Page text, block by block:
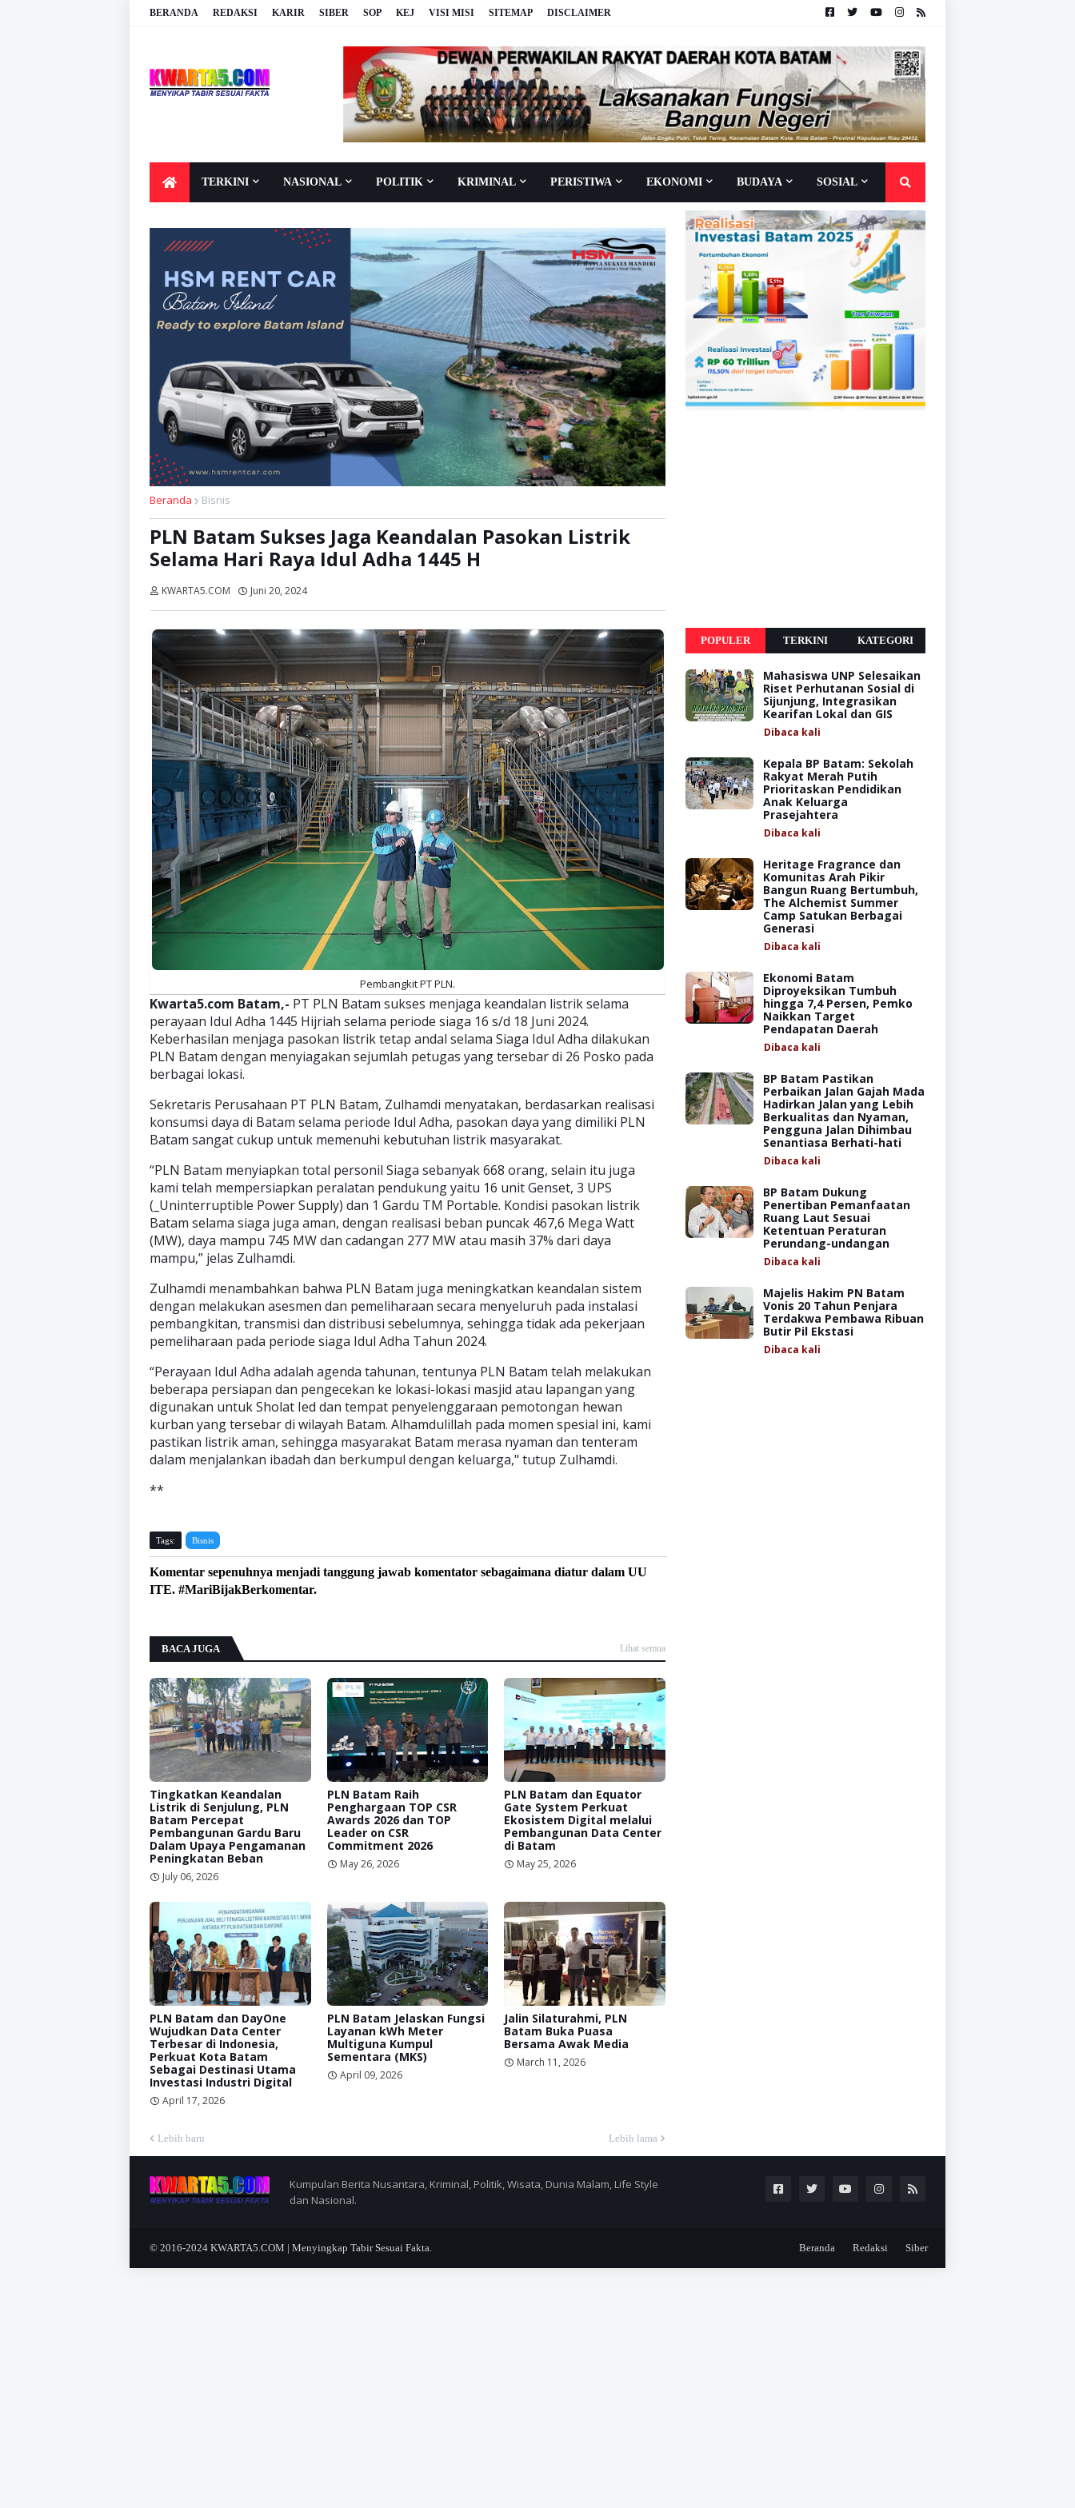
BERANDA REDAKSI KARIR SIBER SOP KEJ VISI MISI SITEMAP DISCLAIMER
TERKINI NASIONAL POLITIK KRIMINAL PERISTIWA EKONOMI BUDAYA SOSIAL
Beranda Bisnis
PLN Batam Sukses Jaga Keandalan Pasokan Listrik
Selama Hari Raya Idul Adha 1445 H
KWARTA5.COM Juni 20, 2024
Pembangkit PT PLN.
Kwarta5.com Batam,- PT PLN Batam sukses menjaga keandalan listrik selama
perayaan Idul Adha 1445 Hijriah selama periode siaga 16 s/d 18 Juni 2024.
Keberhasilan menjaga pasokan listrik tetap andal selama Siaga Idul Adha dilakukan
PLN Batam dengan menyiagakan sejumlah petugas yang tersebar di 26 Posko pada
berbagai lokasi.
Sekretaris Perusahaan PT PLN Batam, Zulhamdi menyatakan, berdasarkan realisasi
konsumsi daya di Batam selama periode Idul Adha, pasokan daya yang dimiliki PLN
Batam sangat cukup untuk memenuhi kebutuhan listrik masyarakat.
“PLN Batam menyiapkan total personil Siaga sebanyak 668 orang, selain itu juga
kami telah mempersiapkan peralatan pendukung yaitu 16 unit Genset, 3 UPS
(_Uninterruptible Power Supply) dan 1 Gardu TM Portable. Kondisi pasokan listrik
Batam selama siaga juga aman, dengan realisasi beban puncak 467,6 Mega Watt
(MW), daya mampu 745 MW dan cadangan 277 MW atau masih 37% dari daya
mampu,” jelas Zulhamdi.
Zulhamdi menambahkan bahwa PLN Batam juga meningkatkan keandalan sistem
dengan melakukan asesmen dan pemeliharaan secara menyeluruh pada instalasi
pembangkitan, transmisi dan distribusi sebelumnya, sehingga tidak ada pekerjaan
pemeliharaan pada periode siaga Idul Adha Tahun 2024.
“Perayaan Idul Adha adalah agenda tahunan, tentunya PLN Batam telah melakukan
beberapa persiapan dan pengecekan ke lokasi-lokasi masjid atau lapangan yang
digunakan untuk Sholat Ied dan tempat penyelenggaraan pemotongan hewan
kurban yang tersebar di wilayah Batam. Alhamdulillah pada momen spesial ini, kami
pastikan listrik aman, sehingga masyarakat Batam merasa nyaman dan tenteram
dalam menjalankan ibadah dan berkumpul dengan keluarga," tutup Zulhamdi.
**
Tags: Bisnis
Komentar sepenuhnya menjadi tanggung jawab komentator sebagaimana diatur dalam UU
ITE. #MariBijakBerkomentar.
BACA JUGA Lihat semua
Tingkatkan Keandalan
Listrik di Senjulung, PLN
Batam Percepat
Pembangunan Gardu Baru
Dalam Upaya Pengamanan
Peningkatan Beban
July 06, 2026
PLN Batam Raih
Penghargaan TOP CSR
Awards 2026 dan TOP
Leader on CSR
Commitment 2026
May 26, 2026
PLN Batam dan Equator
Gate System Perkuat
Ekosistem Digital melalui
Pembangunan Data Center
di Batam
May 25, 2026
PLN Batam dan DayOne
Wujudkan Data Center
Terbesar di Indonesia,
Perkuat Kota Batam
Sebagai Destinasi Utama
Investasi Industri Digital
April 17, 2026
PLN Batam Jelaskan Fungsi
Layanan kWh Meter
Multiguna Kumpul
Sementara (MKS)
April 09, 2026
Jalin Silaturahmi, PLN
Batam Buka Puasa
Bersama Awak Media
March 11, 2026
Lebih baru Lebih lama
POPULER TERKINI KATEGORI
Mahasiswa UNP Selesaikan
Riset Perhutanan Sosial di
Sijunjung, Integrasikan
Kearifan Lokal dan GIS
Dibaca kali
Kepala BP Batam: Sekolah
Rakyat Merah Putih
Prioritaskan Pendidikan
Anak Keluarga
Prasejahtera
Dibaca kali
Heritage Fragrance dan
Komunitas Arah Pikir
Bangun Ruang Bertumbuh,
The Alchemist Summer
Camp Satukan Berbagai
Generasi
Dibaca kali
Ekonomi Batam
Diproyeksikan Tumbuh
hingga 7,4 Persen, Pemko
Naikkan Target
Pendapatan Daerah
Dibaca kali
BP Batam Pastikan
Perbaikan Jalan Gajah Mada
Hadirkan Jalan yang Lebih
Berkualitas dan Nyaman,
Pengguna Jalan Dihimbau
Senantiasa Berhati-hati
Dibaca kali
BP Batam Dukung
Penertiban Pemanfaatan
Ruang Laut Sesuai
Ketentuan Peraturan
Perundang-undangan
Dibaca kali
Majelis Hakim PN Batam
Vonis 20 Tahun Penjara
Terdakwa Pembawa Ribuan
Butir Pil Ekstasi
Dibaca kali
Kumpulan Berita Nusantara, Kriminal, Politik, Wisata, Dunia Malam, Life Style
dan Nasional.
© 2016-2024 KWARTA5.COM | Menyingkap Tabir Sesuai Fakta. Beranda Redaksi Siber